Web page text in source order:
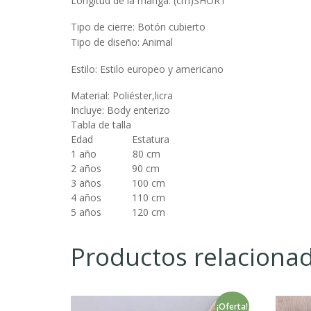
Tipo de cierre: Botón cubierto
Tipo de diseño: Animal
Estilo: Estilo europeo y americano
Material: Poliéster,licra
Incluye: Body enterizo
Tabla de talla
Edad Estatura
1 año 80 cm
2 años 90 cm
3 años 100 cm
4 años 110 cm
5 años 120 cm
Productos
¡Oferta!